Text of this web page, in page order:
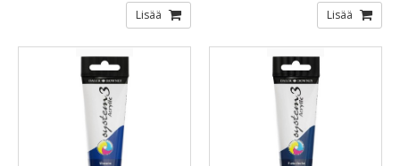
Lisää Lisää